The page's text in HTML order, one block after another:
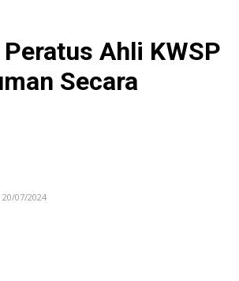
Ahli KWSP
Secara
20/07/2024